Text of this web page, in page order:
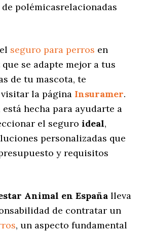
de polémicasrelacionadas
seguro para perros en
se adapte mejor a tus
de tu mascota, te
la página Insuramer.
hecha para ayudarte a
el seguroideal,
personalizadas que
y requisitos
Animal en España lleva
de contratar un
, un aspecto fundamental